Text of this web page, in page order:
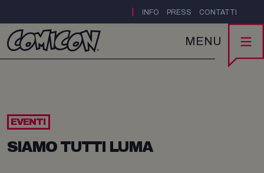
INFO PRESS CONTATTI
MENU
EVENTI
SIAMO TUTTI LUMA